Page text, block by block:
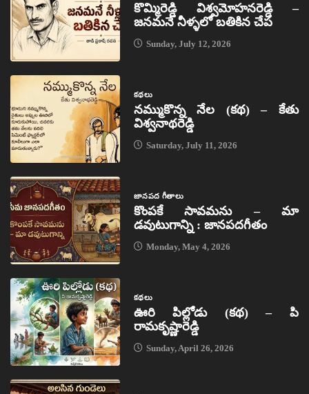
కొమ్మిరెడ్డి విశ్వమోహనరెడ్డి –
జనమనే నీళ్ళలో బతికిన చేప
Sunday, July 12, 2026
కథలు
నమ్ముకొన్న నేల (కథ) – కేతు
విశ్వనాథరెడ్డి
Saturday, July 11, 2026
జానపద గీతాలు
కొంపకే సావమను – మా
డవుటుగాన్ని : జానపదగీతం
Monday, May 4, 2026
కథలు
ఊరి పిల్లోడు (కథ) – పి
రామకృష్ణారెడ్డి
Sunday, April 26, 2026